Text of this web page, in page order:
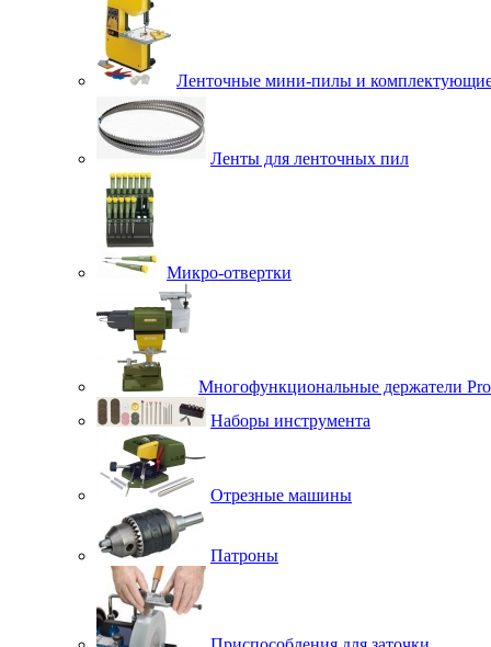
Ленточные мини-пилы и
Ленты для ленточных пил
Микро-отвертки
Многофункциональные держатели
Наборы инструмента
Отрезные машины
Патроны